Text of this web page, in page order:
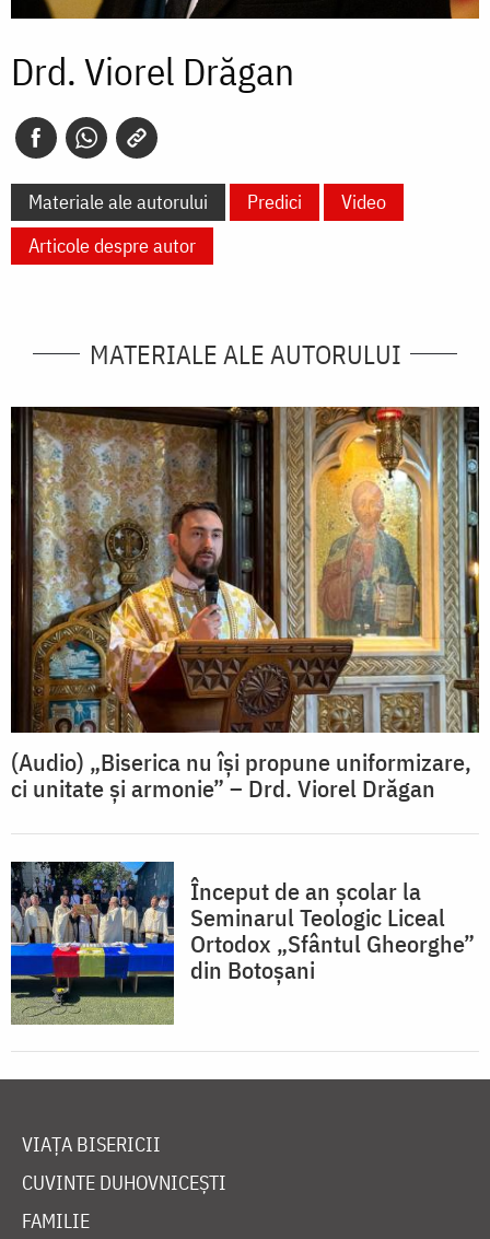
Drd. Viorel Drăgan
Materiale ale autorului Predici
Video
Articole despre autor
MATERIALE ALE AUTORULUI
(Audio) „Biserica nu își propune uniformizare,
ci unitate și armonie” – Drd. Viorel Drăgan
Început de an școlar la
Seminarul Teologic Liceal
Ortodox „Sfântul Gheorghe”
din Botoșani
VIAȚA BISERICII
CUVINTE DUHOVNICEȘTI
FAMILIE